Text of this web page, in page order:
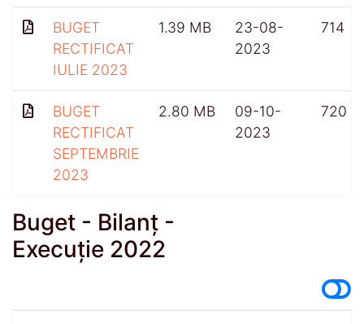
BUGET
RECTIFICAT
IULIE 2023
1.39 MB
23-08-
2023
714
BUGET
RECTIFICAT
SEPTEMBRIE
2023
2.80 MB
09-10-
2023
720
Buget - Bilanț -
Execuție 2022